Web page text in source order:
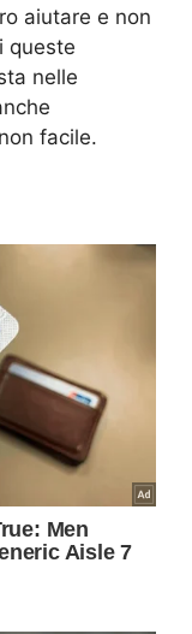
aiutare e non
queste
nelle
facile.